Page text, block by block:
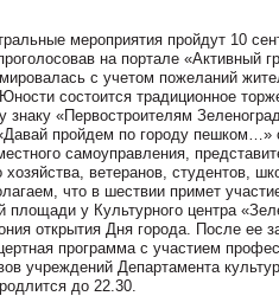
мероприятия пройдут 10
на портале «Активный
с учетом пожеланий
состоится традиционное
знаку «Первостроителям
пройдем по городу пешком…»
самоуправления,
хозяйства, ветеранов, студентов,
что в шествии примет
у Культурного центра
открытия Дня города. После ее
программа с участием
учреждений Департамента
до 22.30.